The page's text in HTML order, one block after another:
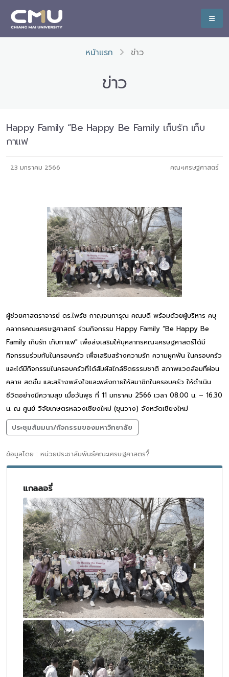
หน้าแรก ข่าว
ข่าว
Happy Family “Be Happy Be Family เก็บรัก เก็บ
กาแฟ
23 มกราคม 2566 คณะเศรษฐศาสตร์
ผู้ช่วยศาสตราจารย์ ดร.ไพรัช กาญจนการุณ คณบดี พร้อมด้วยผู้บริหาร คบุ
คลากรคณะเศรษฐศาสตร์ ร่วมกิจกรรม Happy Family “Be Happy Be
Family เก็บรัก เก็บกาแฟ" เพื่อส่งเสริมให้บุคลากรคณะเศรษฐศาสตร์ได้มี
กิจกรรมร่วมกันในครอบครัว เพื่อเสริมสร้างความรัก ความผูกพัน ในครอบครัว
และได้มีกิจกรรมในครอบครัวที่ได้สัมผัสใกล้ชิดธรรมชาติ สภาพแวดล้อมที่ผ่อน
คลาย สดชื่น และสร้างพลังใจและพลังกายให้สมาชิกในครอบครัว ให้ดำเนิน
ชีวิตอย่างมีความสุข เมื่อวันพุธ ที่ 11 มกราคม 2566 เวลา 08.00 น. – 16.30
น. ณ ศูนย์ วิจัยเกษตรหลวงเชียงใหม่ (ขุนวาง) จังหวัดเชียงใหม่
ประชุมสัมมนา/กิจกรรมของมหาวิทยาลัย
ข้อมูลโดย : หน่วยประชาสัมพันธ์คณะเศรษฐศาสตร?์
แกลลอรี่